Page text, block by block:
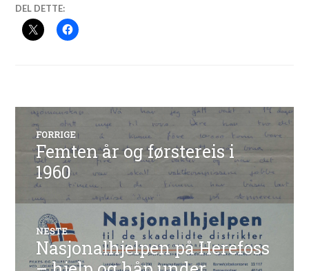
DEL DETTE:
Innleggsnavigasjon
FORRIGE
Forrige
innlegg:
Femten år og førstereis i
1960
NESTE
Neste
innlegg:
Nasjonalhjelpen på Herefoss